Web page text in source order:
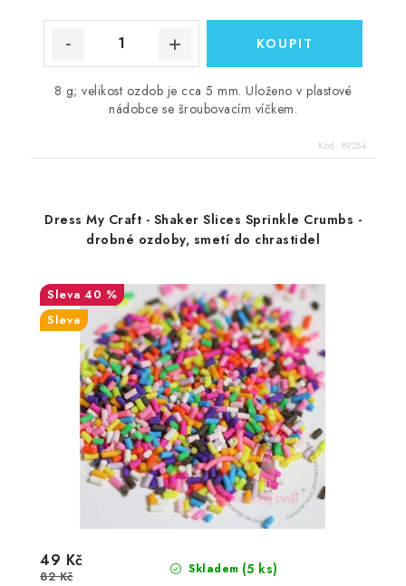
8 g; velikost ozdob je cca 5 mm. Uloženo v plastové
nádobce se šroubovacím víčkem.
Kód: 89254
Dress My Craft - Shaker Slices Sprinkle Crumbs -
drobné ozdoby, smetí do chrastidel
40 %
Sleva
Skladem (5 ks)
49 Kč
82 Kč